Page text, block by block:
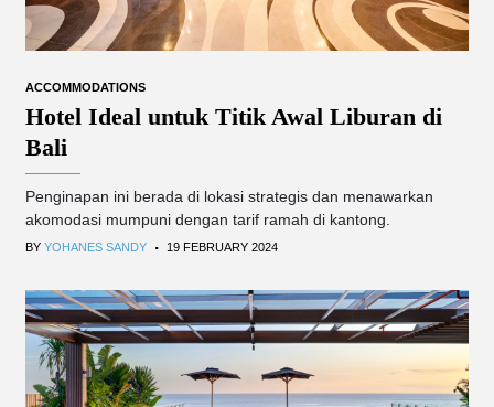
ACCOMMODATIONS
Hotel Ideal untuk Titik Awal Liburan di
Bali
Penginapan ini berada di lokasi strategis dan menawarkan
akomodasi mumpuni dengan tarif ramah di kantong.
BY YOHANES SANDY . 19 FEBRUARY 2024